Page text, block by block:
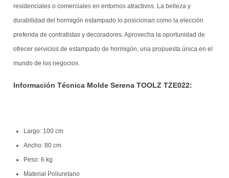
residenciales o comerciales en entornos atractivos. La belleza y
durabilidad del hormigón estampado lo posicionan como la elección
preferida de contratistas y decoradores. Aprovecha la oportunidad de
ofrecer servicios de estampado de hormigón, una propuesta única en el
mundo de los negocios.
Información Técnica Molde Serena TOOLZTZE022:
Largo: 100 cm
Ancho: 80 cm
Peso: 6 kg
Material Poliuretano